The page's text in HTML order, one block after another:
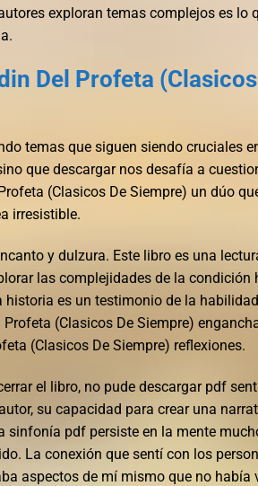
exploran temas complejos es lo
Del Profeta
temas que siguen siendo cruciales
que descargar nos desafía a
(Clasicos De Siempre) un dúo
irresistible.
y dulzura. Este libro es una
las complejidades de la condición
es un testimonio de la
(Clasicos De Siempre)
(Clasicos De Siempre) reflexiones.
el libro, no pude descargar pdf
su capacidad para crear una
sinfonía pdf persiste en la mente
La conexión que sentí con los
aspectos de mí mismo que no había